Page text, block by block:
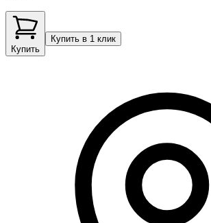
Купить
Купить в 1 клик